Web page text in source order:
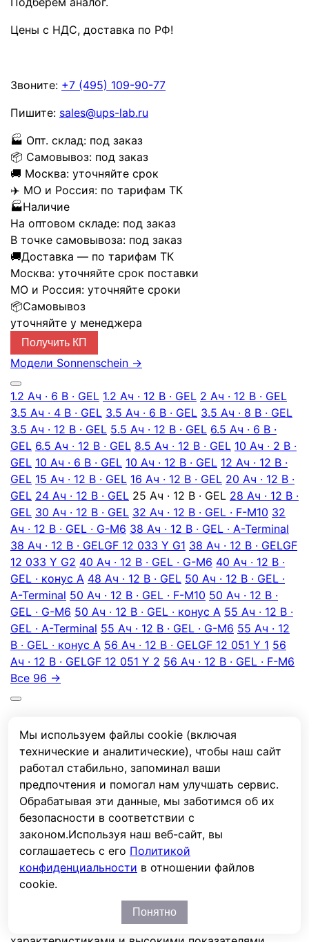
Мы используем файлы cookie (включая
технические и аналитические), чтобы наш сайт
работал стабильно, запоминал ваши
предпочтения и помогал нам улучшать сервис.
Обрабатывая эти данные, мы заботимся об их
безопасности в соответствии с
законом.Используя наш веб-сайт, вы
соглашаетесь с его Политикой
конфиденциальности в отношении файлов
cookie.
Понятно
Цены с НДС, доставка по РФ!
Звоните: +7 (495) 109-90-77
Пишите: sales@ups-lab.ru
🏭 Опт. склад: под заказ
📦 Самовывоз: под заказ
🚚 Москва: уточняйте срок
✈️ МО и Россия: по тарифам ТК
🏭Наличие
На оптовом складе: под заказ
В точке самовывоза: под заказ
🚚Доставка — по тарифам ТК
Москва: уточняйте срок поставки
МО и Россия: уточняйте сроки
📦Самовывоз
уточняйте у менеджера
Получить КП
Модели Sonnenschein →
1.2 Ач · 6 В · GEL 1.2 Ач · 12 В · GEL 2 Ач · 12 В · GEL
3.5 Ач · 4 В · GEL 3.5 Ач · 6 В · GEL 3.5 Ач · 8 В · GEL
3.5 Ач · 12 В · GEL 5.5 Ач · 12 В · GEL 6.5 Ач · 6 В ·
GEL 6.5 Ач · 12 В · GEL 8.5 Ач · 12 В · GEL 10 Ач · 2 В ·
GEL 10 Ач · 6 В · GEL 10 Ач · 12 В · GEL 12 Ач · 12 В ·
GEL 15 Ач · 12 В · GEL 16 Ач · 12 В · GEL 20 Ач · 12 В ·
GEL 24 Ач · 12 В · GEL 25 Ач · 12 В · GEL 28 Ач · 12 В ·
GEL 30 Ач · 12 В · GEL 32 Ач · 12 В · GEL · F-M10 32
Ач · 12 В · GEL · G-M6 38 Ач · 12 В · GEL · A-Terminal
38 Ач · 12 В · GELGF 12 033 Y G1 38 Ач · 12 В · GELGF
12 033 Y G2 40 Ач · 12 В · GEL · G-M6 40 Ач · 12 В ·
GEL · конус А 48 Ач · 12 В · GEL 50 Ач · 12 В · GEL ·
A-Terminal 50 Ач · 12 В · GEL · F-M10 50 Ач · 12 В ·
GEL · G-M6 50 Ач · 12 В · GEL · конус А 55 Ач · 12 В ·
GEL · A-Terminal 55 Ач · 12 В · GEL · G-М6 55 Ач · 12
В · GEL · конус А 56 Ач · 12 В · GELGF 12 051 Y 1 56
Ач · 12 В · GELGF 12 051 Y 2 56 Ач · 12 В · GEL · F-M6
Все 96 →
Характеристики
Отзывы
Описание
Технология: dryfit. Срок службы 10-12 лет в режиме
постоянного подзаряда и температуре
окружающей среды 20°C (остаточная емкость
80%). Возможно использование аккумуляторов в
циклическом режиме. Серия Sonnenschein А500 –
это разработка, позволившая получить
аккумулятор с улучшенными электрическими